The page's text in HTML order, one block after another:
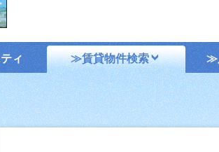
ィ ≫賃貸物件検索 ≫